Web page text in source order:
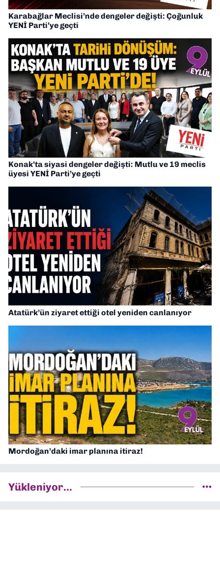
Karabağlar Meclisi’nde dengeler değişti: Çoğunluk
YENİ Parti’ye geçti
Konak’ta siyasi dengeler değişti: Mutlu ve 19 meclis
üyesi YENİ Parti’ye geçti
Atatürk’ün ziyaret ettiği otel yeniden canlanıyor
Mordoğan’daki imar planına itiraz!
Yükleniyor...